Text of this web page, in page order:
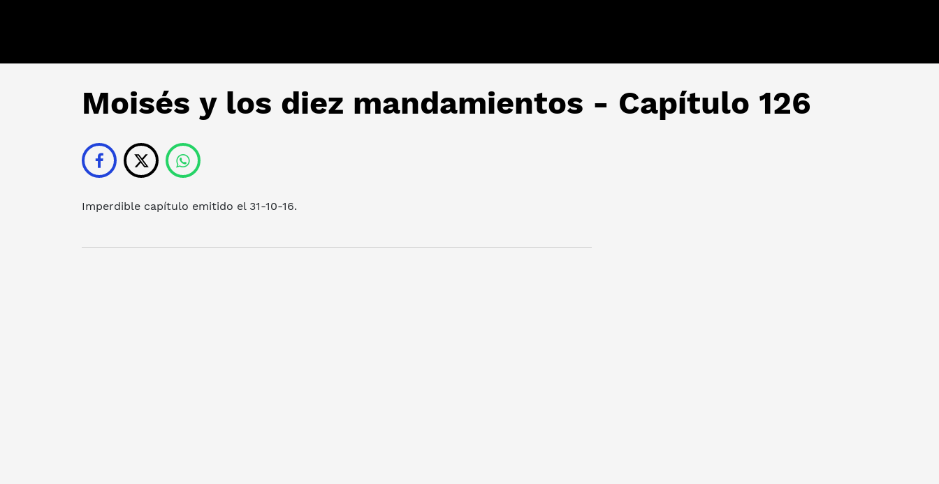
Moisés y los diez mandamientos - Capítulo 126
Imperdible capítulo emitido el 31-10-16.